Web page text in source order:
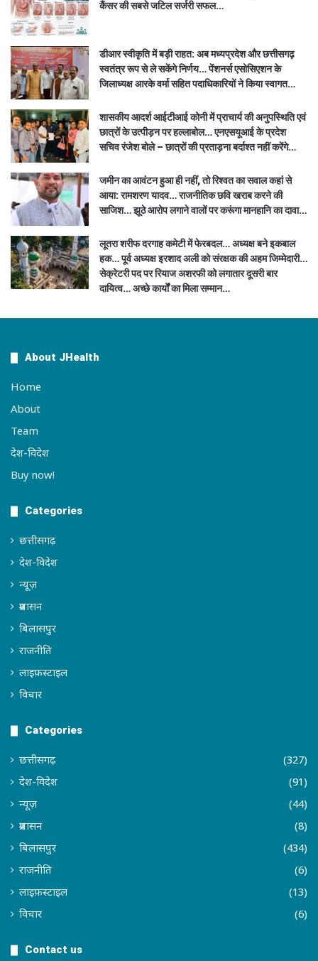
कैंसर की सबसे जटिल सर्जरी सफल…
डीआर स्वीकृति में बड़ी राहत: अब मध्यप्रदेश और छत्तीसगढ़
स्वतंत्र रूप से ले सकेंगे निर्णय… पेंशनर्स एसोसिएशन के
जिलाध्यक्ष आरके वर्मा सहित पदाधिकारियों ने किया स्वागत…
शासकीय आदर्श आईटीआई कोनी में प्राचार्य की अनुपस्थिति एवं
छात्रों के उत्पीड़न पर हल्लाबोल… एनएसयूआई के प्रदेश
सचिव रंजेश बोले – छात्रों की प्रताड़ना बर्दाश्त नहीं करेंगे…
जमीन का आवंटन हुआ ही नहीं, तो रिश्वत का सवाल कहां से
आया: रामशरण यादव… राजनीतिक छवि खराब करने की
साजिश… झूठे आरोप लगाने वालों पर करूंगा मानहानि का दावा…
लूतरा शरीफ दरगाह कमेटी में फेरबदल… अध्यक्ष बने इकबाल
हक… पूर्व अध्यक्ष इरशाद अली को संरक्षक की अहम जिम्मेदारी…
सेक्रेटरी पद पर रियाज अशरफी को लगातार दूसरी बार
दायित्व… अच्छे कार्यों का मिला सम्मान…
About JHealth
Home
About
Team
देश-विदेश
Buy now!
Categories
छत्तीसगढ़
देश-विदेश
न्यूज़
प्रशासन
बिलासपुर
राजनीति
लाइफ़स्टाइल
विचार
Categories
छत्तीसगढ़
(327)
देश-विदेश
(91)
न्यूज़
(44)
प्रशासन
(8)
बिलासपुर
(434)
राजनीति
(6)
लाइफ़स्टाइल
(13)
विचार
(6)
Contact us